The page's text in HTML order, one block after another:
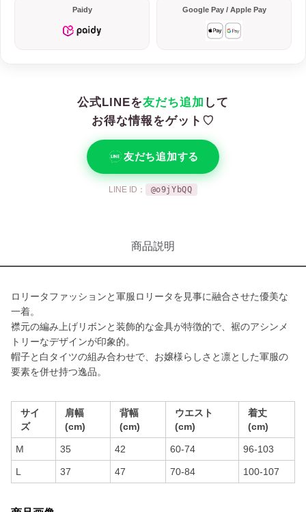
Paidy Google Pay / Apple Pay
公式LINEを友だち追加 して
お得な情報をゲット♡
友だち追加する
LINE ID： @o9jYbQQ
商品説明
ロリータファッションと軍服ロリータを見事に融合させた優美な
一着。
襟元の編み上げリボンと装飾的な金具が特徴的で、裾のアシンメ
トリーなデザインが印象的。
帽子と白タイツの組み合わせで、お嬢様らしさと凛とした軍服の
要素を併せ持つ逸品。
サイ
ズ
肩幅
(cm)
背幅
(cm)
ウエスト
(cm)
着丈
(cm)
M 35 42 60-74 96-103
L 37 47 70-84 100-107